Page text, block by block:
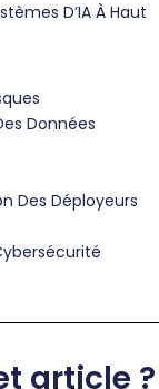
D’IA À Haut
Données
Des Déployeurs
article ?